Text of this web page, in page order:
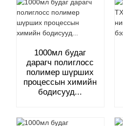
1000мл будаг
дарагч полиглосс
полимер шүрших
процессын химийн
бодисууд...